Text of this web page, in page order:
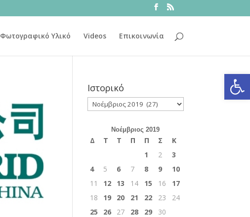
Φωτογραφικό Υλικό Videos Επικοινωνία
Ιστορικό
Ιστορικό
Νοέμβριος 2019
Δ Τ Τ Π Π Σ
Κ
1
2
3
4
5 6 7 8 9
10
11
12 13 14 15 16
17
18
19 20 21 22 23
24
25
26 27 28 29
30